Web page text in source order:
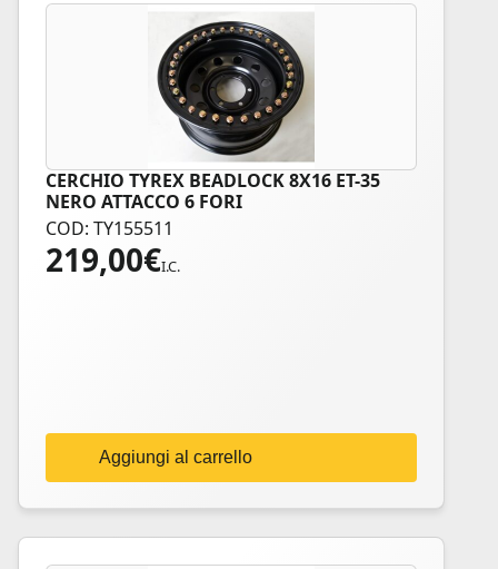
CERCHIO TYREX BEADLOCK 8X16 ET-35
NERO ATTACCO 6 FORI
COD: TY155511
219,00€I.C.
Aggiungi al carrello